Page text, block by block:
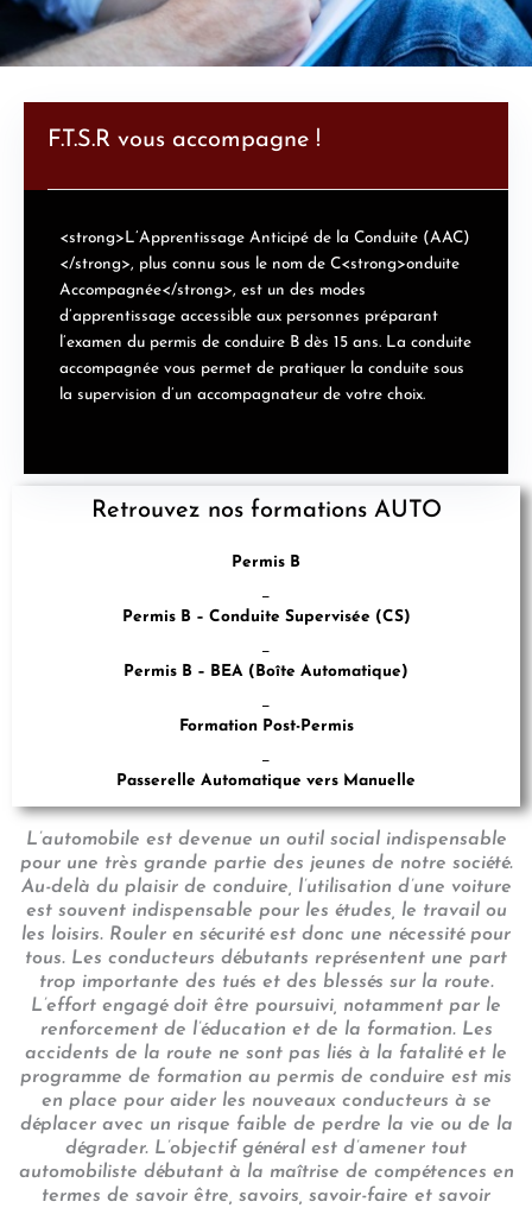
F.T.S.R vous accompagne !
<strong>L’Apprentissage Anticipé de la Conduite (AAC)
</strong>, plus connu sous le nom de C<strong>onduite
Accompagnée</strong>, est un des modes
d’apprentissage accessible aux personnes préparant
l’examen du permis de conduire B dès 15 ans. La conduite
accompagnée vous permet de pratiquer la conduite sous
la supervision d’un accompagnateur de votre choix.
Retrouvez nos formations AUTO
Permis B
Permis B – Conduite Supervisée (CS)
Permis B – BEA (Boîte Automatique)
Formation Post-Permis
Passerelle Automatique vers Manuelle
L’automobile est devenue un outil social indispensable
pour une très grande partie des jeunes de notre société.
Au-delà du plaisir de conduire, l’utilisation d’une voiture
est souvent indispensable pour les études, le travail ou
les loisirs. Rouler en sécurité est donc une nécessité pour
tous. Les conducteurs débutants représentent une part
trop importante des tués et des blessés sur la route.
L’effort engagé doit être poursuivi, notamment par le
renforcement de l’éducation et de la formation. Les
accidents de la route ne sont pas liés à la fatalité et le
programme de formation au permis de conduire est mis
en place pour aider les nouveaux conducteurs à se
déplacer avec un risque faible de perdre la vie ou de la
dégrader. L’objectif général est d’amener tout
automobiliste débutant à la maîtrise de compétences en
termes de savoir être, savoirs, savoir-faire et savoir